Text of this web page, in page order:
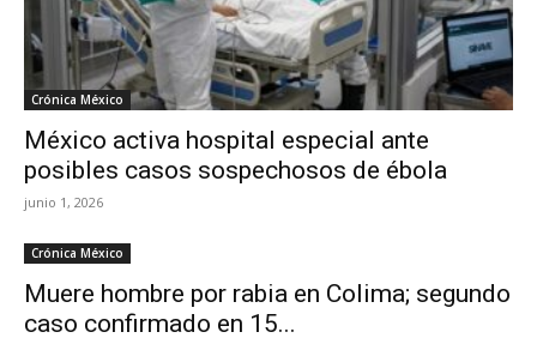
Crónica México
México activa hospital especial ante
posibles casos sospechosos de ébola
junio 1, 2026
Crónica México
Muere hombre por rabia en Colima; segundo
caso confirmado en 15...